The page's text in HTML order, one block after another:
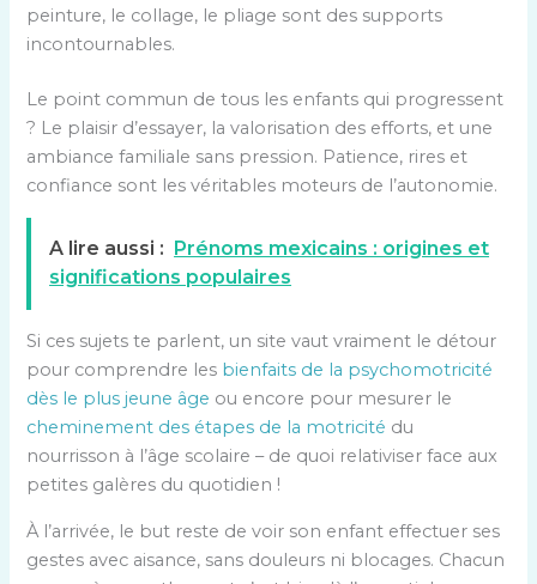
peinture, le collage, le pliage sont des supports
incontournables.
Le point commun de tous les enfants qui progressent
? Le plaisir d’essayer, la valorisation des efforts, et une
ambiance familiale sans pression. Patience, rires et
confiance sont les véritables moteurs de l’autonomie.
A lire aussi :
Prénoms mexicains : origines et
significations populaires
Si ces sujets te parlent, un site vaut vraiment le détour
pour comprendre les bienfaits de la psychomotricité
dès le plus jeune âge ou encore pour mesurer le
cheminement des étapes de la motricité du
nourrisson à l’âge scolaire – de quoi relativiser face aux
petites galères du quotidien !
À l’arrivée, le but reste de voir son enfant effectuer ses
gestes avec aisance, sans douleurs ni blocages. Chacun